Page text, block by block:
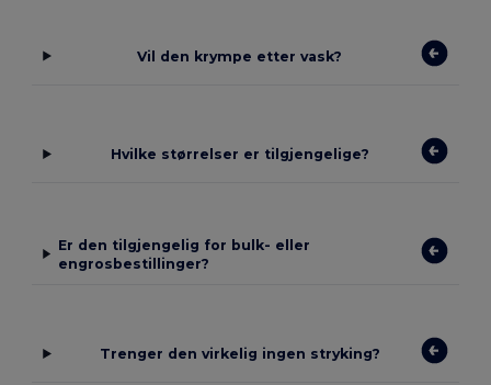
Vil den krympe etter vask?
Hvilke størrelser er tilgjengelige?
Er den tilgjengelig for bulk- eller
engrosbestillinger?
Trenger den virkelig ingen stryking?